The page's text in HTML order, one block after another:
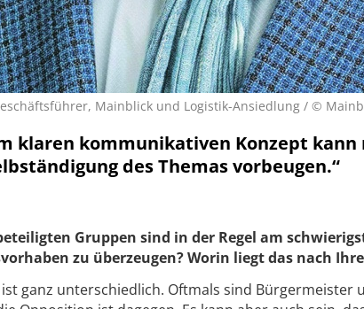
Mainblick und Logistik-Ansiedlung / ©
klaren kommunikativen Konzept kann
des Themas vorbeugen.“
Gruppen sind in der Regel am
zu überzeugen? Worin liegt das nach
ist ganz unterschiedlich. Oftmals sind